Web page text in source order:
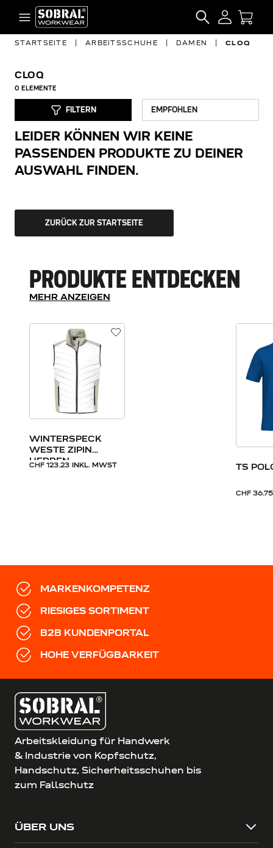
Zum Inhalt springen
SEARCH
STARTSEITE ARBEITSSCHUHE DAMEN CLOQ
CLOQ
0 ELEMENTE
FILTERN
LEIDER KÖNNEN WIR KEINE
PASSENDEN PRODUKTE ZU DEINER
AUSWAHL FINDEN.
ZURÜCK ZUR STARTSEITE
PRODUKTE ENTDECKEN
MEHR ANZEIGEN
WINTERSPECK
WESTE ZIPIN
HERREN
CHF 123.23 INKL. MWST TS
CHF 36.75
MARKENKOMPETENZ
RIESIGES SORTIMENT
B2B KUNDENPORTAL
HOHE VERFÜGBARKEIT
Arbeitskleidung für Handwerk
& Industrie von Kopfschutz,
Handschutz, Sicherheitsschuhen bis
zum Fallschutz
ÜBER UNS